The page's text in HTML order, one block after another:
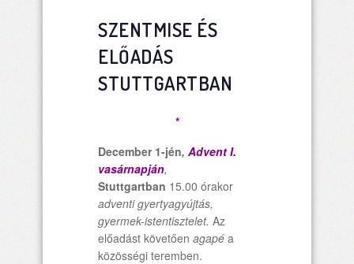
SZENTMISE ÉS
ELŐADÁS
STUTTGARTBAN
*
December 1-jén, Advent I.
vasárnapján,
Stuttgartban 15.00 órakor
adventi gyertyagyújtás,
gyermek-istentisztelet. Az
előadást követően agapé a
közösségi teremben.